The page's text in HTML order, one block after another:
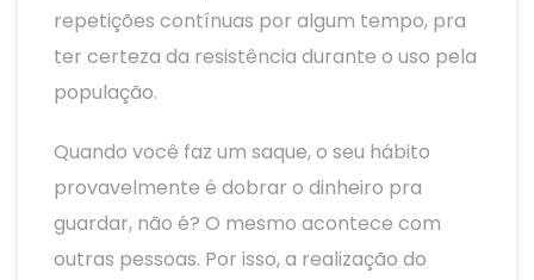
repetições contínuas por algum tempo, pra
ter certeza da resistência durante o uso pela
população.
Quando você faz um saque, o seu hábito
provavelmente é dobrar o dinheiro pra
guardar, não é? O mesmo acontece com
outras pessoas. Por isso, a realização do